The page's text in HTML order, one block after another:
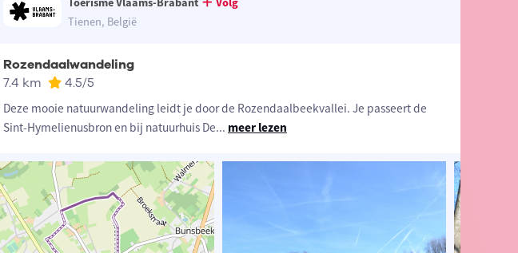
Tienen, België
Rozendaalwandeling
7.4 km 4.5/5
Deze mooie natuurwandeling leidt je door de Rozendaalbeekvallei. Je passeert de
Sint-Hymelienusbron en bij natuurhuis De... meer lezen